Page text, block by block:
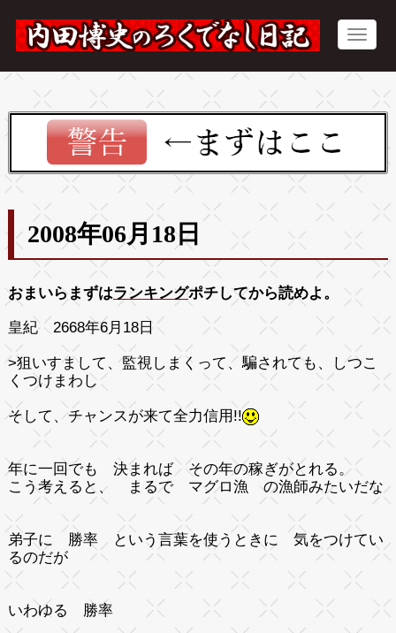
2008年06月18日
おまいらまずはランキングポチしてから読めよ。
皇紀 2668年6月18日
>狙いすまして、監視しまくって、騙されても、しつこ
くつけまわし
そして、チャンスが来て全力信用!!
年に一回でも 決まれば その年の稼ぎがとれる。
こう考えると、 まるで マグロ漁 の漁師みたいだな
弟子に 勝率 という言葉を使うときに 気をつけてい
るのだが
いわゆる 勝率